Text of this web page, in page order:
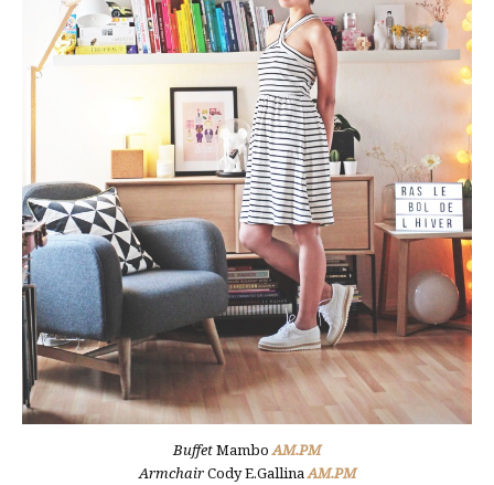
BuffetMambo AM.PM
ArmchairCody E.GallinaAM.PM